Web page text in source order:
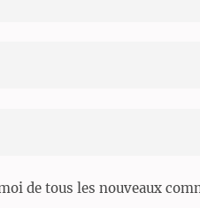
de tous les nouveaux